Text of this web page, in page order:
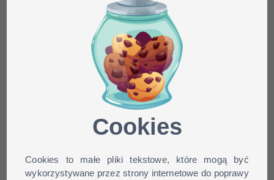
Cookies
Cookies to małe pliki tekstowe, które mogą być
wykorzystywane przez strony internetowe do poprawy
Minecraft skin Mulcho dla
wersji: 1.9, 1.8, 1.7, 1.6, ...